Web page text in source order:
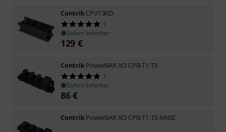
ContrikCPVT3RD
1
Sofort lieferbar
129 €
ContrikPowerBAR XO CPB-T1-T3
1
Sofort lieferbar
86€
ContrikPowerBAR XO CPB-T1-T3-NNSC